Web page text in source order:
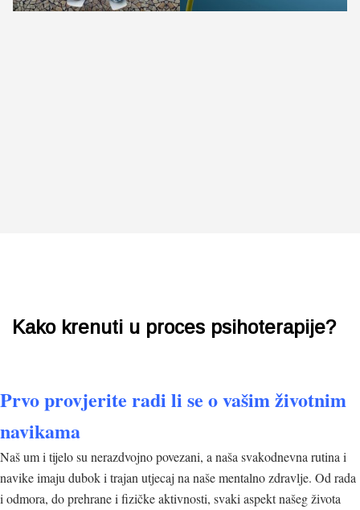
Kako krenuti u proces psihoterapije?
Prvo provjerite radi li se o vašim životnim
navikama
Naš um i tijelo su nerazdvojno povezani, a naša svakodnevna rutina i
navike imaju dubok i trajan utjecaj na naše mentalno zdravlje. Od rada
i odmora, do prehrane i fizičke aktivnosti, svaki aspekt našeg života